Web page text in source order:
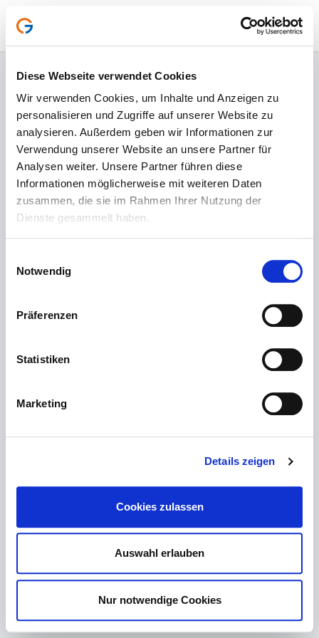
Diese Webseite verwendet Cookies
Wir verwenden Cookies, um Inhalte und Anzeigen zu
personalisieren und Zugriffe auf unserer Website zu
analysieren. Außerdem geben wir Informationen zur
Verwendung unserer Website an unsere Partner für
Analysen weiter. Unsere Partner führen diese
Informationen möglicherweise mit weiteren Daten
zusammen, die sie im Rahmen Ihrer Nutzung der
Dienste gesammelt haben.
Notwendig
Präferenzen
Statistiken
Marketing
Details zeigen
Cookies zulassen
Auswahl erlauben
Nur notwendige Cookies
Anmelden
E-Mail-Adresse*
Passwort vergessen?